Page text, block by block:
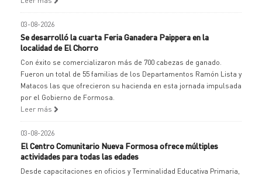
03-08-2026
Se desarrolló la cuarta Feria Ganadera Paippera en la
localidad de El Chorro
Con éxito se comercializaron más de 700 cabezas de ganado.
Fueron un total de 55 familias de los Departamentos Ramón Lista y
Matacos las que ofrecieron su hacienda en esta jornada impulsada
por el Gobierno de Formosa.
Leer más
03-08-2026
El Centro Comunitario Nueva Formosa ofrece múltiples
actividades para todas las edades
Desde capacitaciones en oficios y Terminalidad Educativa Primaria,